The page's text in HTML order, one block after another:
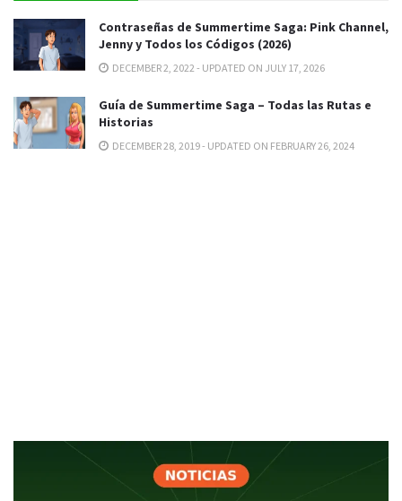
Contraseñas de Summertime Saga: Pink Channel,
Jenny y Todos los Códigos (2026)
DECEMBER 2, 2022 - UPDATED ON JULY 17, 2026
Guía de Summertime Saga – Todas las Rutas e
Historias
DECEMBER 28, 2019 - UPDATED ON FEBRUARY 26, 2024